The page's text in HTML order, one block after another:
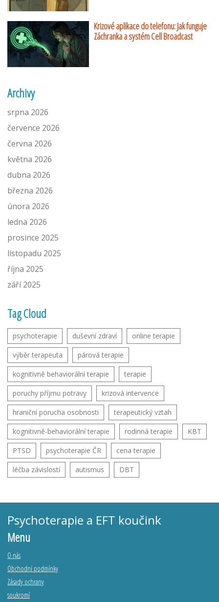
Krizové aplikace do telefonu: Jak funguje
Záchranka a systém Cell Broadcast
Archivy
srpna 2026
července 2026
června 2026
května 2026
dubna 2026
března 2026
února 2026
ledna 2026
prosince 2025
listopadu 2025
října 2025
září 2025
Tag Cloud
psychoterapie duševní zdraví online terapie
výběr terapeuta párová terapie
kognitivně behaviorální terapie terapie
poruchy příjmu potravy krizová intervence
hraniční porucha osobnosti terapeutický vztah
kognitivně-behaviorální terapie rodinná terapie KBT
PTSD psychoterapie ČR cena terapie
léčba závislostí autismus DBT
Psychoterapie a EFT koučink
Menu
O nás
Obchodní podmínky
Zásady ochrany
soukromí